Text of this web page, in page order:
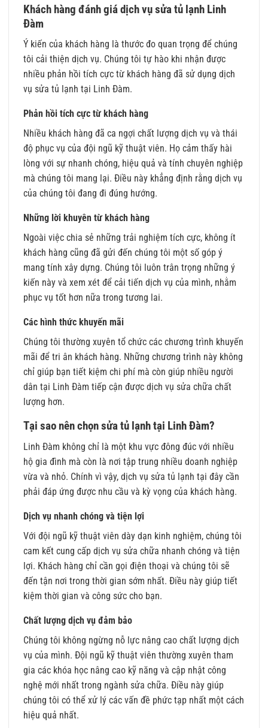
Khách hàng đánh giá dịch vụ sửa tủ lạnh Linh
Đàm
Ý kiến của khách hàng là thước đo quan trọng để chúng
tôi cải thiện dịch vụ. Chúng tôi tự hào khi nhận được
nhiều phản hồi tích cực từ khách hàng đã sử dụng dịch
vụ sửa tủ lạnh tại Linh Đàm.
Phản hồi tích cực từ khách hàng
Nhiều khách hàng đã ca ngợi chất lượng dịch vụ và thái
độ phục vụ của đội ngũ kỹ thuật viên. Họ cảm thấy hài
lòng với sự nhanh chóng, hiệu quả và tính chuyên nghiệp
mà chúng tôi mang lại. Điều này khẳng định rằng dịch vụ
của chúng tôi đang đi đúng hướng.
Những lời khuyên từ khách hàng
Ngoài việc chia sẻ những trải nghiệm tích cực, không ít
khách hàng cũng đã gửi đến chúng tôi một số góp ý
mang tính xây dựng. Chúng tôi luôn trân trọng những ý
kiến này và xem xét để cải tiến dịch vụ của mình, nhằm
phục vụ tốt hơn nữa trong tương lai.
Các hình thức khuyến mãi
Chúng tôi thường xuyên tổ chức các chương trình khuyến
mãi để tri ân khách hàng. Những chương trình này không
chỉ giúp bạn tiết kiệm chi phí mà còn giúp nhiều người
dân tại Linh Đàm tiếp cận được dịch vụ sửa chữa chất
lượng hơn.
Tại sao nên chọn sửa tủ lạnh tại Linh Đàm?
Linh Đàm không chỉ là một khu vực đông đúc với nhiều
hộ gia đình mà còn là nơi tập trung nhiều doanh nghiệp
vừa và nhỏ. Chính vì vậy, dịch vụ sửa tủ lạnh tại đây cần
phải đáp ứng được nhu cầu và kỳ vọng của khách hàng.
Dịch vụ nhanh chóng và tiện lợi
Với đội ngũ kỹ thuật viên dày dạn kinh nghiệm, chúng tôi
cam kết cung cấp dịch vụ sửa chữa nhanh chóng và tiện
lợi. Khách hàng chỉ cần gọi điện thoại và chúng tôi sẽ
đến tận nơi trong thời gian sớm nhất. Điều này giúp tiết
kiệm thời gian và công sức cho bạn.
Chất lượng dịch vụ đảm bảo
Chúng tôi không ngừng nỗ lực nâng cao chất lượng dịch
vụ của mình. Đội ngũ kỹ thuật viên thường xuyên tham
gia các khóa học nâng cao kỹ năng và cập nhật công
nghệ mới nhất trong ngành sửa chữa. Điều này giúp
chúng tôi có thể xử lý các vấn đề phức tạp nhất một cách
hiệu quả nhất.